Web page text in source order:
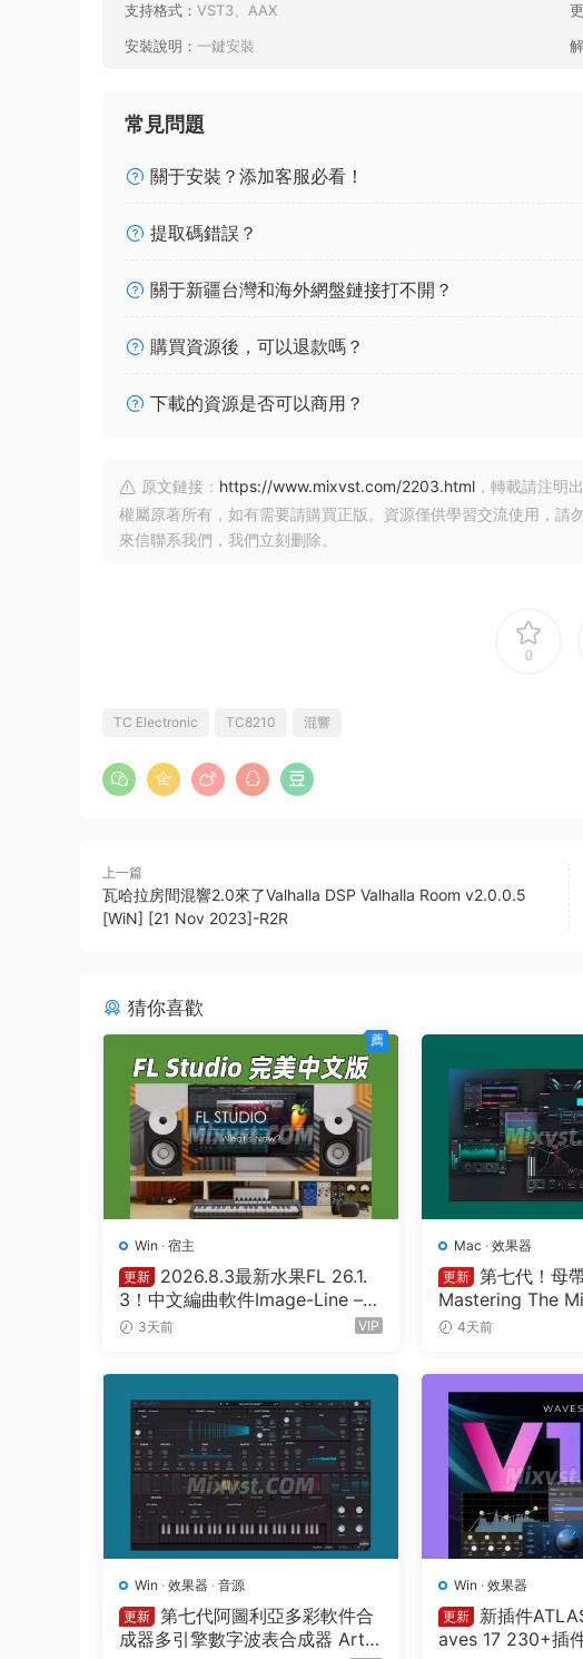
支持格式： VST3、AAX
安裝說明： 一鍵安裝
常見問題
關于安裝？添加客服必看！
提取碼錯誤？
關于新疆台灣和海外網盤鏈接打不開？
購買資源後，可以退款嗎？
下載的資源是否可以商用？
原文鏈接： https://www.mixvst.com/2203.html ，轉載請注明
權屬原著所有，如有需要請購買正版。資源僅供學習交流使用，
來信聯系我們，我們立刻删除。
0
TC Electronic TC8210 混響
上一篇
瓦哈拉房間混響2.0來了Valhalla DSP Valhalla Room v2.0.0.5
[WiN] [21 Nov 2023]-R2R
猜你喜歡
Win · 宿主
更新
2026.8.3最新水果FL 26.1.
3！中文編曲軟件Image-Line – F
L Studio Producer Edition 26.1.
3天前 VIP
薦
Mac · 效果器
更新
第七代！母
Mastering The
26.7.21 U2B
4天前
Win · 效果器 · 音源
更新 第七代阿圖利亞多彩軟件合
成器多引擎數字波表合成器 Artur
Win · 效果器
更新
新插件
aves 17 230+插